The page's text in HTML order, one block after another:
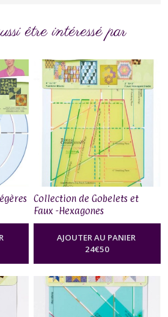
être intéressé par
Collection de Gobelets et
Faux -Hexagones
AJOUTER AU PANIER
24€50